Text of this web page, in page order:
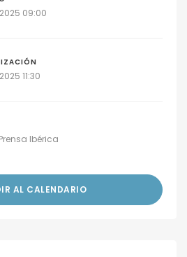
09:00
11:30
Prensa Ibérica
AL CALENDARIO